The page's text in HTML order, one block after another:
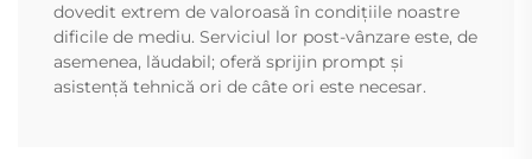
dovedit extrem de valoroasă în condițiile noastre
dificile de mediu. Serviciul lor post-vânzare este, de
asemenea, lăudabil; oferă sprijin prompt și
asistență tehnică ori de câte ori este necesar.